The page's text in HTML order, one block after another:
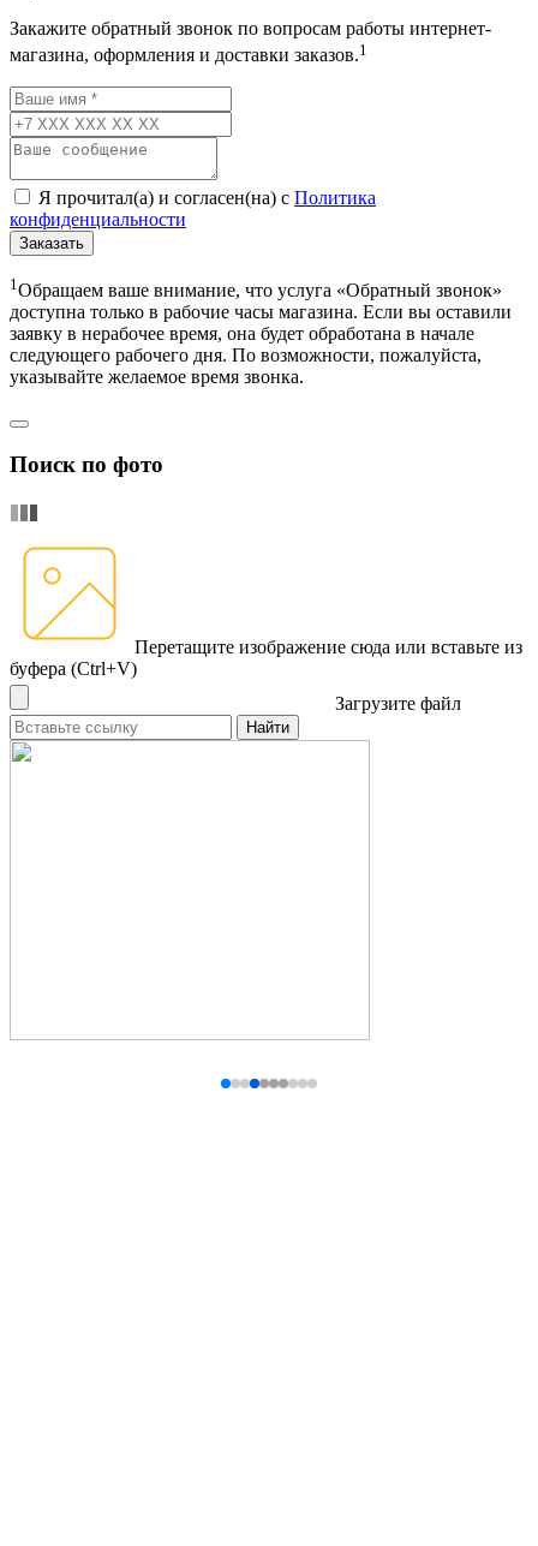
Закажите обратный звонок по вопросам работы интернет-
магазина, оформления и доставки заказов.1
Я прочитал(а) и согласен(на) с Политика
конфиденциальности
Заказать
1 Обращаем ваше внимание, что услуга «Обратный звонок»
доступна только в рабочие часы магазина. Если вы оставили
заявку в нерабочее время, она будет обработана в начале
следующего рабочего дня. По возможности, пожалуйста,
указывайте желаемое время звонка.
Поиск по фото
Перетащите изображение сюда или вставьте из
буфера (Ctrl+V)
Загрузите файл
Найти